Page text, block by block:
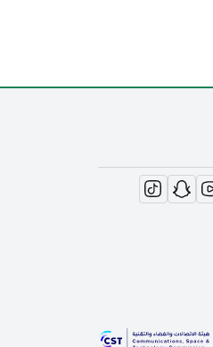
opens
opens in new
opens in new window
opens in new window
opens in new window